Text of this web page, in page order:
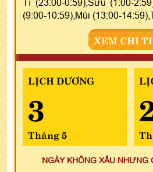
Tí (23:00-0:59),Sửu (1:00-
(9:00-10:59),Mùi (13:00-
XEM CHI
LỊCH DƯƠNG
3
Tháng 5
NGÀY KHÔNG XẤU NHƯNG